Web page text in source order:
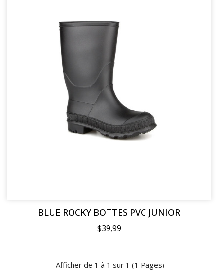
BLUE ROCKY BOTTES PVC JUNIOR
$39,99
Afficher de 1 à 1 sur 1 (1 Pages)